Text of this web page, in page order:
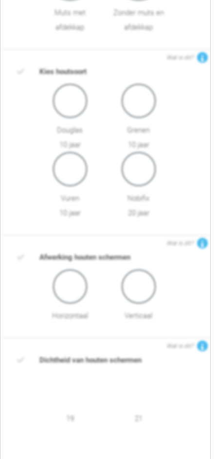
Muts met
afdekkap
Zonder muts en
afdekkap
Wat is dit?
Kies houtsoort
Douglas
10 jaar
Grenen
10 jaar
Vuren
10 jaar
Nobifix
20 jaar
Wat is dit?
Afwerking houten schermen
Horizontaal Verticaal
Wat is dit?
Dichtheid van houten schermen
19